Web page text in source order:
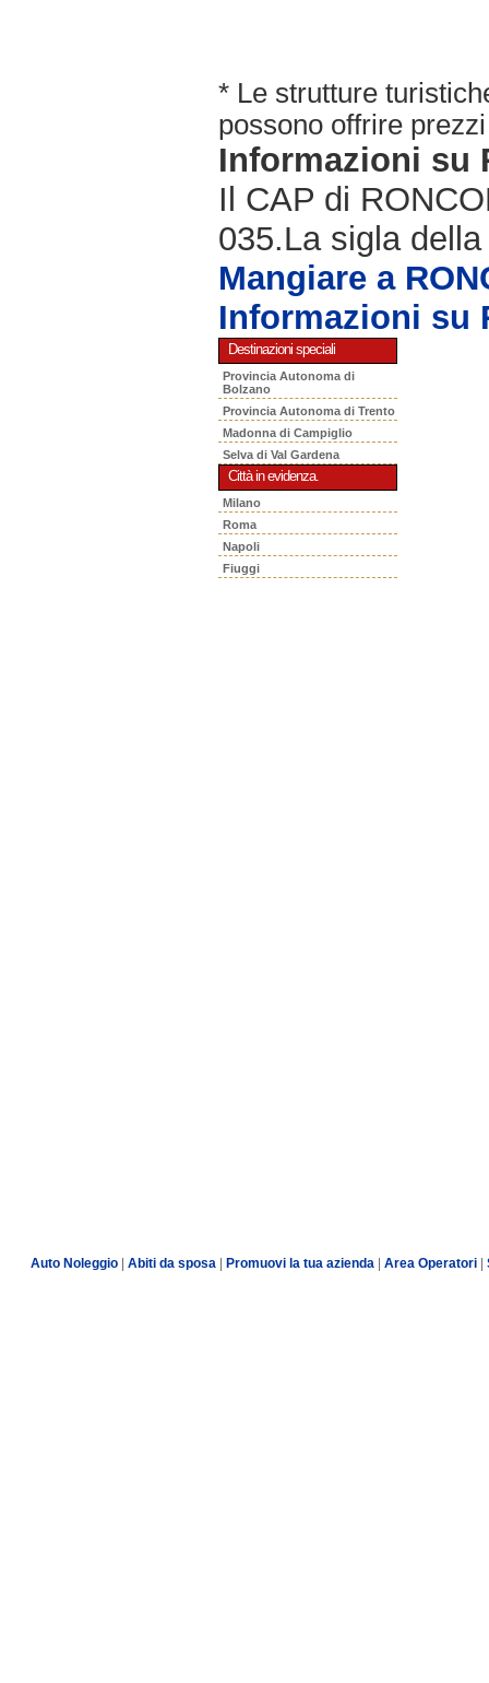
* Le strutture
possono offrire
Informazioni su
Il CAP di
035.La sigla
Mangiare a
Informazioni su
Destinazioni speciali
Provincia Autonoma di
Bolzano
Provincia Autonoma di Trento
Madonna di Campiglio
Selva di Val Gardena
Città in evidenza.
Milano
Roma
Napoli
Fiuggi
Auto Noleggio Abiti da sposa Promuovi la tua azienda Area Operatori